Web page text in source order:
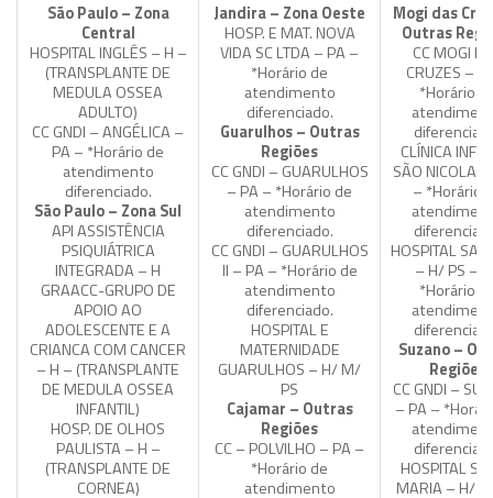
São Paulo – Zona
Central
HOSPITAL INGLÊS – H –
(TRANSPLANTE DE
MEDULA OSSEA
ADULTO)
CC GNDI – ANGÉLICA –
PA – *Horário de
atendimento
diferenciado.
São Paulo – Zona Sul
API ASSISTÊNCIA
PSIQUIÁTRICA
INTEGRADA – H
GRAACC-GRUPO DE
APOIO AO
ADOLESCENTE E A
CRIANCA COM CANCER
– H – (TRANSPLANTE
DE MEDULA OSSEA
INFANTIL)
HOSP. DE OLHOS
PAULISTA – H –
(TRANSPLANTE DE
CORNEA)
Jandira – Zona Oeste
HOSP. E MAT. NOVA
VIDA SC LTDA – PA –
*Horário de
atendimento
diferenciado.
Guarulhos – Outras
Regiões
CC GNDI – GUARULHOS
– PA – *Horário de
atendimento
diferenciado.
CC GNDI – GUARULHOS
II – PA – *Horário de
atendimento
diferenciado.
HOSPITAL E
MATERNIDADE
GUARULHOS – H/ M/
PS
Cajamar – Outras
Regiões
CC – POLVILHO – PA –
*Horário de
atendimento
Mogi das
Outras
CC MOGI
CRUZES –
*Horário
CLÍNICA
SÃO NICOLAU
– *Horário
HOSPITAL
– H/ PS –
*Horário
Suzano –
Regiões
CC GNDI –
– PA –
HOSPITAL
MARIA – H/